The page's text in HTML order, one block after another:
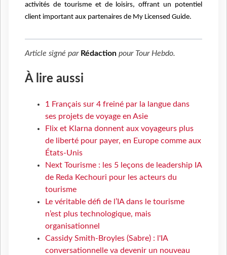
activités de tourisme et de loisirs, offrant un potentiel
client important aux partenaires de My Licensed Guide.
Article signé par Rédaction pour Tour Hebdo.
À lire aussi
1 Français sur 4 freiné par la langue dans
ses projets de voyage en Asie
Flix et Klarna donnent aux voyageurs plus
de liberté pour payer, en Europe comme aux
États-Unis
Next Tourisme : les 5 leçons de leadership IA
de Reda Kechouri pour les acteurs du
tourisme
Le véritable défi de l’IA dans le tourisme
n’est plus technologique, mais
organisationnel
Cassidy Smith-Broyles (Sabre) : l'IA
conversationnelle va devenir un nouveau